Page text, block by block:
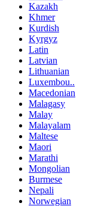
Kazakh
Khmer
Kurdish
Kyrgyz
Latin
Latvian
Lithuanian
Luxembou..
Macedonian
Malagasy
Malay
Malayalam
Maltese
Maori
Marathi
Mongolian
Burmese
Nepali
Norwegian